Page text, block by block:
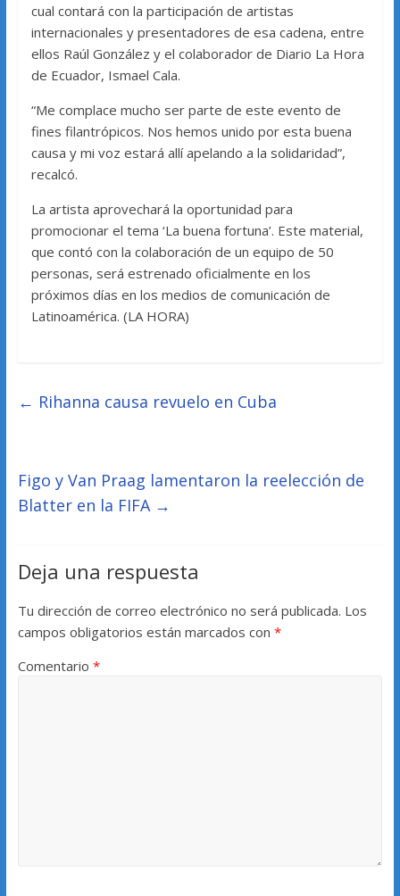
cual contará con la participación de artistas
internacionales y presentadores de esa cadena, entre
ellos Raúl González y el colaborador de Diario La Hora
de Ecuador, Ismael Cala.
“Me complace mucho ser parte de este evento de
fines filantrópicos. Nos hemos unido por esta buena
causa y mi voz estará allí apelando a la solidaridad”,
recalcó.
La artista aprovechará la oportunidad para
promocionar el tema ‘La buena fortuna’. Este material,
que contó con la colaboración de un equipo de 50
personas, será estrenado oficialmente en los
próximos días en los medios de comunicación de
Latinoamérica. (LA HORA)
← Rihanna causa revuelo en Cuba
Figo y Van Praag lamentaron la reelección de
Blatter en la FIFA →
Deja una respuesta
Tu dirección de correo electrónico no será publicada. Los
campos obligatorios están marcados con *
Comentario *